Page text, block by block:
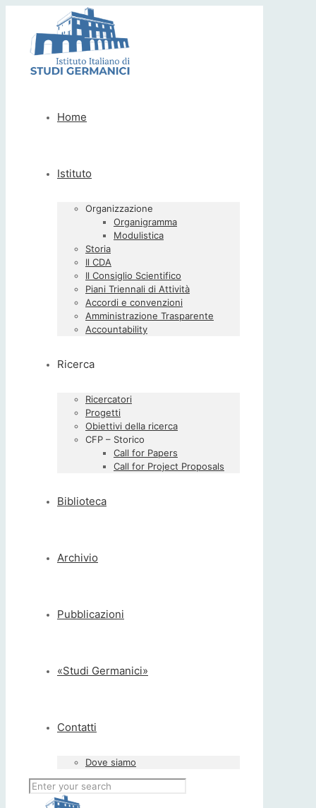
Home
Istituto
Organizzazione
Organigramma
Modulistica
Storia
Il CDA
Il Consiglio Scientifico
Piani Triennali di Attività
Accordi e convenzioni
Amministrazione Trasparente
Accountability
Ricerca
Ricercatori
Progetti
Obiettivi della ricerca
CFP – Storico
Call for Papers
Call for Project Proposals
Biblioteca
Archivio
Pubblicazioni
«Studi Germanici»
Contatti
Dove siamo